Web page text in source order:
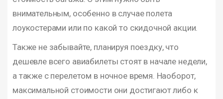
внимательным, особенно в случае полета
лоукостерами или по какой то скидочной акции.
Также не забывайте, планируя поездку, что
дешевле всего авиабилеты стоят в начале недели,
а также с перелетом в ночное время. Наоборот,
максимальной стоимости они достигают либо к